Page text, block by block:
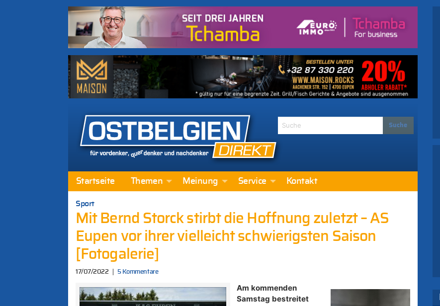
Startseite Themen Meinung Service Kontakt
Sport
Mit Bernd Storck stirbt die Hoffnung zuletzt – AS
Eupen vor ihrer vielleicht schwierigsten Saison
[Fotogalerie]
17/07/2022 5 Kommentare
Am kommenden
Samstag bestreitet